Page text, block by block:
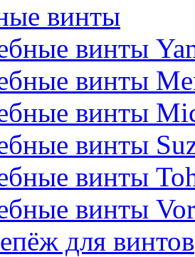
винты
винты
винты
винты
винты
винты
винты
для винтов